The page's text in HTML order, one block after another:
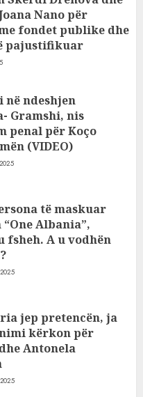
Nano për
fondet publike dhe
pajustifikuar
ndeshjen
Gramshi, nis
penal për Koço
(VIDEO)
të maskuar
Albania”,
fsheh. A u vodhën
jep pretencën, ja
kërkon për
Antonela